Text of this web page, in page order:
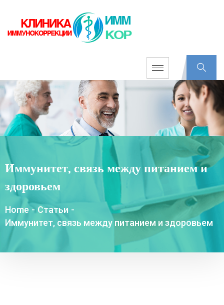
Иммунитет, связь между питанием и
здоровьем
Home - Статьи -
Иммунитет, связь между питанием и здоровьем